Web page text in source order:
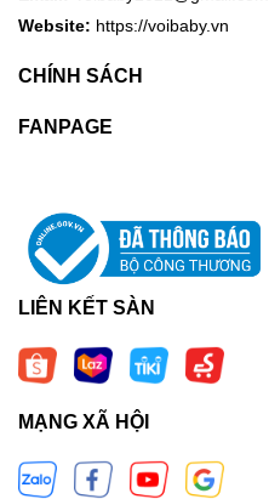
Website: https://voibaby.vn
CHÍNH SÁCH
FANPAGE
LIÊN KẾT SÀN
MẠNG XÃ HỘI